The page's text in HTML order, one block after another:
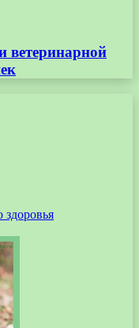
ветеринарной